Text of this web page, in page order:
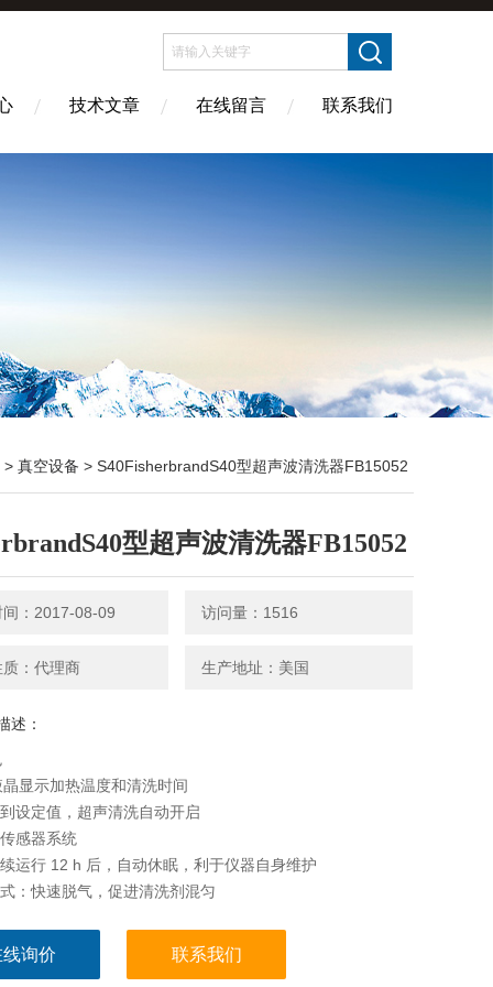
技术文章 在线留言 联系我们
真空设备 > S40FisherbrandS40型超声波清洗器FB15052
型超声波清洗器FB15052
间：2017-08-09 访问量：1516
：代理商 生产地址：美国
述：
显示加热温度和清洗时间
设定值，超声清洗自动开启
感器系统
运行 12 h 后，自动休眠，利于仪器自身维护
：快速脱气，促进清洗剂混匀
：实现溶解，混合，分离、萃取等实验室应用 具体应用
询价 联系我们